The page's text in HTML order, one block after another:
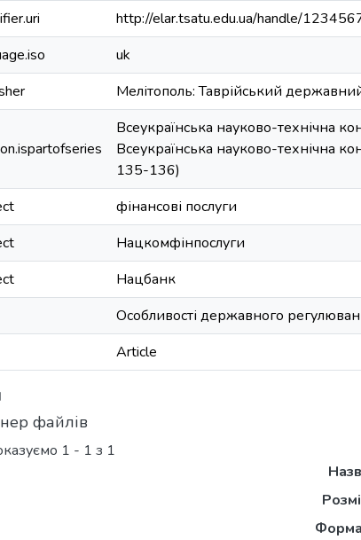
http://elar.tsatu.edu.ua/handle/
uk
Мелітополь: Таврійський
Всеукраїнська науково-технічна
Всеукраїнська науково-технічна
135-136)
фінансові послуги
Нацкомфінпослуги
Нацбанк
Особливості державного
Article
файлів
1 - 1 з 1